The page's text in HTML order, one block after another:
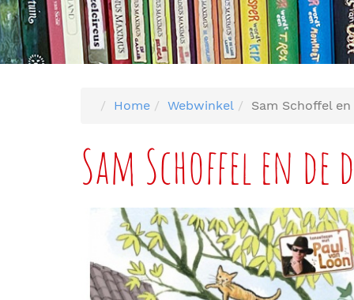
Home Webwinkel Sam Schoffel
Sam Schoffel en de